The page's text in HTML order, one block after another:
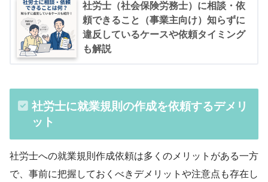
社労士（社会保険労務士）に相談・依
頼できること（事業主向け）知らずに
違反しているケースや依頼タイミング
も解説
社労士に就業規則の作成を依頼するデメリ
ット
社労士への就業規則作成依頼は多くのメリットがある一方
で、事前に把握しておくべきデメリットや注意点も存在し